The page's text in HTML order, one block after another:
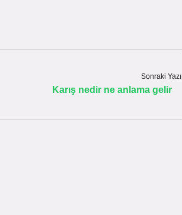
Sonraki Yazı
Karış nedir ne anlama gelir